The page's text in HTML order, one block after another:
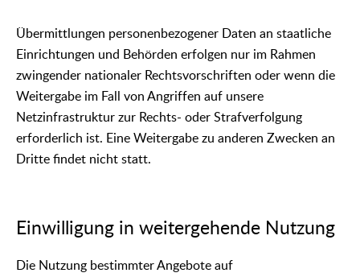
Übermittlungen personenbezogener Daten an staatliche
Einrichtungen und Behörden erfolgen nur im Rahmen
zwingender nationaler Rechtsvorschriften oder wenn die
Weitergabe im Fall von Angriffen auf unsere
Netzinfrastruktur zur Rechts- oder Strafverfolgung
erforderlich ist. Eine Weitergabe zu anderen Zwecken an
Dritte findet nicht statt.
Einwilligung in weitergehende Nutzung
Die Nutzung bestimmter Angebote auf